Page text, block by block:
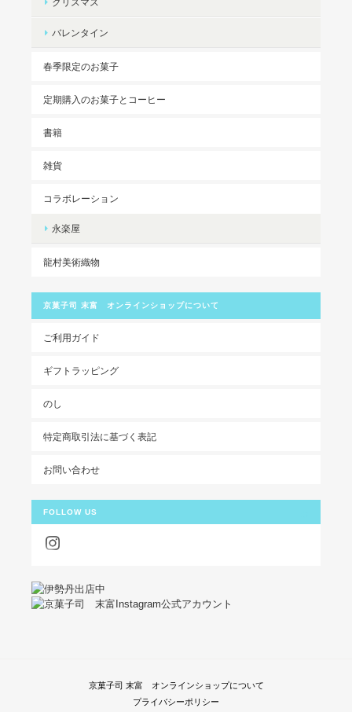
クリスマス
バレンタイン
春季限定のお菓子
定期購入のお菓子とコーヒー
書籍
雑貨
コラボレーション
永楽屋
龍村美術織物
京菓子司 末富 オンラインショップについて
ご利用ガイド
ギフトラッピング
のし
特定商取引法に基づく表記
お問い合わせ
FOLLOW US
京菓子司 末富 オンラインショップについて
プライバシーポリシー